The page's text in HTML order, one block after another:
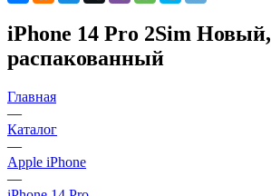
iPhone 14 Pro 2Sim Новый,
распакованный
Главная
—
Каталог
—
Apple iPhone
—